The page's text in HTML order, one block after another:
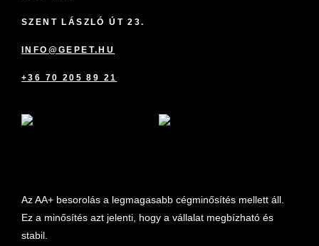
SZENT LÁSZLÓ ÚT 23.
INFO@GEPET.HU
+36 70 205 89 21
Az AA+ besorolás a legmagasabb cégminősítés mellett áll.
Ez a minősítés azt jelenti, hogy a vállalat megbízható és
stabil.